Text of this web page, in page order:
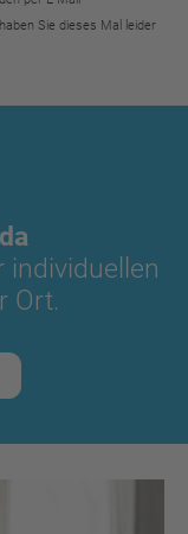
Sie dieses Mal leider
individuellen
Ort.